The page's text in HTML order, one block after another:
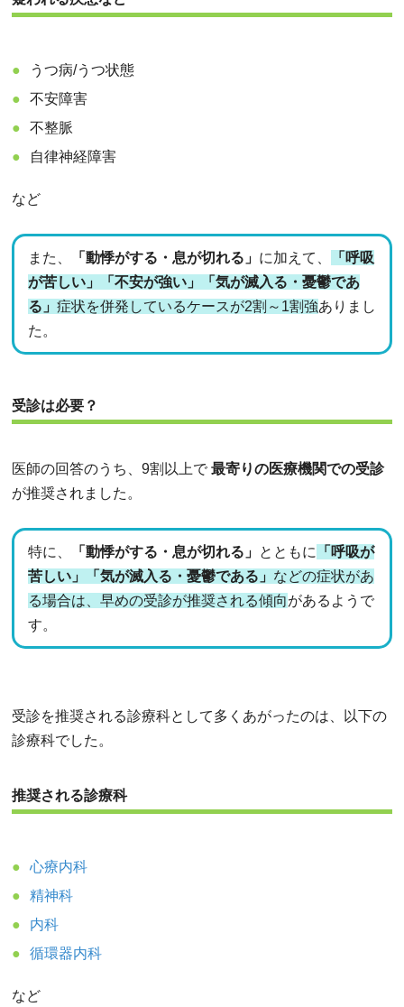
うつ病/うつ状態
不安障害
不整脈
自律神経障害
など
また、 「動悸がする・息が切れる」 に加えて、
「呼吸
が苦しい」「不安が強い」「気が滅入る・憂鬱であ
る」 症状を併発しているケースが2割～1割強ありまし
た。
受診は必要？
医師の回答のうち、9割以上で 最寄りの医療機関での受診
が推奨されました。
特に、 「動悸がする・息が切れる」 とともに
「呼吸が
苦しい」「気が滅入る・憂鬱である」 などの症状があ
る場合は、早めの受診が推奨される傾向があるようで
す。
受診を推奨される診療科として多くあがったのは、以下の
診療科でした。
推奨される診療科
心療内科
精神科
内科
循環器内科
など